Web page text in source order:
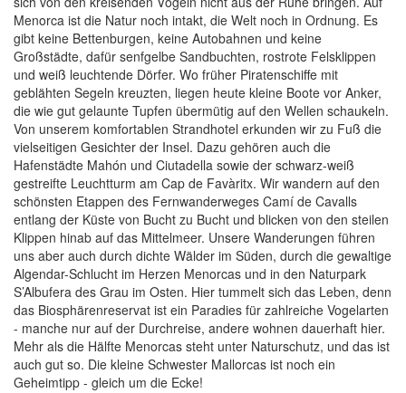
Menorca ist die Natur noch intakt, die Welt noch in Ordnung. Es
gibt keine Bettenburgen, keine Autobahnen und keine
Großstädte, dafür senfgelbe Sandbuchten, rostrote Felsklippen
und weiß leuchtende Dörfer. Wo früher Piratenschiffe mit
geblähten Segeln kreuzten, liegen heute kleine Boote vor Anker,
die wie gut gelaunte Tupfen übermütig auf den Wellen schaukeln.
Von unserem komfortablen Strandhotel erkunden wir zu Fuß die
vielseitigen Gesichter der Insel. Dazu gehören auch die
Hafenstädte Mahón und Ciutadella sowie der schwarz-weiß
gestreifte Leuchtturm am Cap de Favàritx. Wir wandern auf den
schönsten Etappen des Fernwanderweges Camí de Cavalls
entlang der Küste von Bucht zu Bucht und blicken von den steilen
Klippen hinab auf das Mittelmeer. Unsere Wanderungen führen
uns aber auch durch dichte Wälder im Süden, durch die gewaltige
Algendar-Schlucht im Herzen Menorcas und in den Naturpark
S’Albufera des Grau im Osten. Hier tummelt sich das Leben, denn
das Biosphärenreservat ist ein Paradies für zahlreiche Vogelarten
- manche nur auf der Durchreise, andere wohnen dauerhaft hier.
Mehr als die Hälfte Menorcas steht unter Naturschutz, und das ist
auch gut so. Die kleine Schwester Mallorcas ist noch ein
Geheimtipp - gleich um die Ecke!